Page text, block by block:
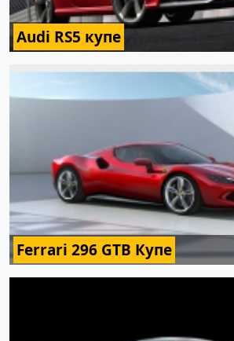
Audi RS5 купе
Ferrari 296 GTB Купе